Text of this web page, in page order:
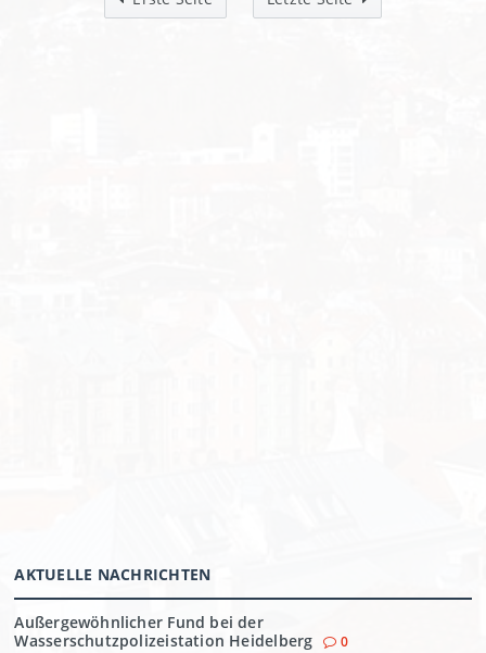
AKTUELLE NACHRICHTEN
Außergewöhnlicher Fund bei der
Wasserschutzpolizeistation Heidelberg
0